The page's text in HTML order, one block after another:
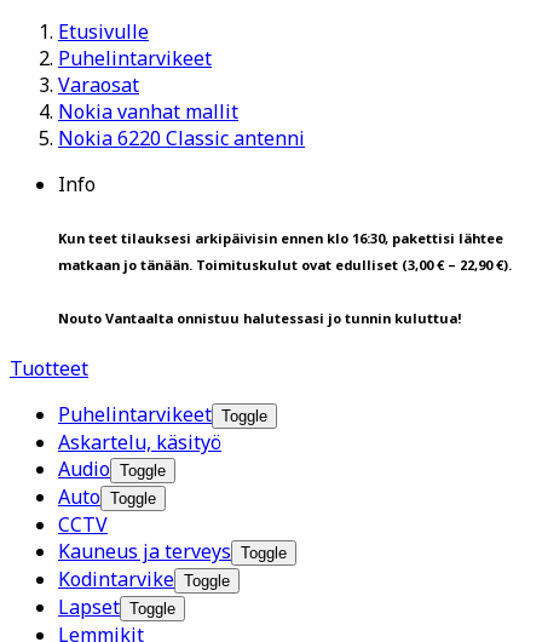
Etusivulle
Puhelintarvikeet
Varaosat
Nokia vanhat mallit
Nokia 6220 Classic antenni
Info
Kun teet tilauksesi arkipäivisin ennen klo 16:30, pakettisi lähtee
matkaan jo tänään. Toimituskulut ovat edulliset (3,00 € – 22,90 €).
Nouto Vantaalta onnistuu halutessasi jo tunnin kuluttua!
Tuotteet
Puhelintarvikeet Toggle
Askartelu, käsityö
Audio Toggle
Auto Toggle
CCTV
Kauneus ja terveys Toggle
Kodintarvike Toggle
Lapset Toggle
Lemmikit